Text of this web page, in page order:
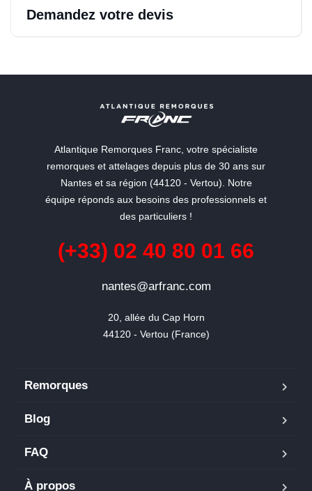
Demandez votre devis
Atlantique Remorques Franc, votre spécialiste
remorques et attelages depuis plus de 30 ans sur
Nantes et sa région (44120 - Vertou). Notre
équipe réponds aux besoins des professionnels et
des particuliers !
(+33) 02 40 80 01 66
nantes@arfranc.com
20, allée du Cap Horn
44120 - Vertou (France)
Remorques
Blog
FAQ
À propos